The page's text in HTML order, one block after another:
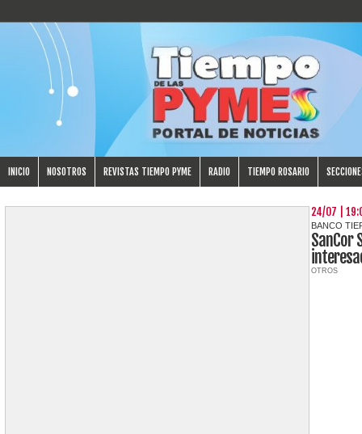
INICIO NOSOTROS REVISTAS TIEMPO PYME RADIO TIEMPO ROSARIO
24/07 |
BANCO
SanCor
OTROS